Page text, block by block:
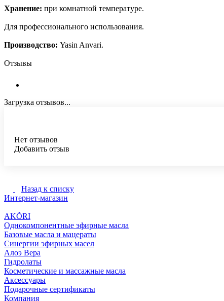
Хранение: при комнатной температуре.
Для профессионального использования.
Производство: Yasin Anvari.
Отзывы
Загрузка отзывов...
Нет отзывов
Добавить отзыв
Назад к списку
Интернет-магазин
AKÕRI
Однокомпонентные эфирные масла
Базовые масла и мацераты
Синергии эфирных масел
Алоэ Вера
Гидролаты
Косметические и массажные масла
Аксессуары
Подарочные сертификаты
Компания